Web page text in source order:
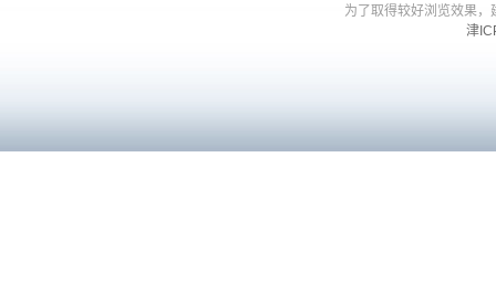
为了取得较好浏览效果
津